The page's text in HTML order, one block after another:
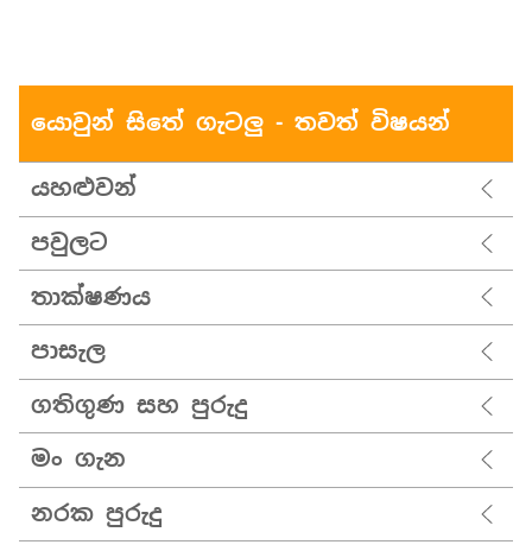
යොවුන් සිතේ ගැටලු - තවත් විෂයන්
යහළුවන්
පවුලට
තාක්ෂණය
පාසැල
ගතිගුණ සහ පුරුදු
මං ගැන
නරක පුරුදු